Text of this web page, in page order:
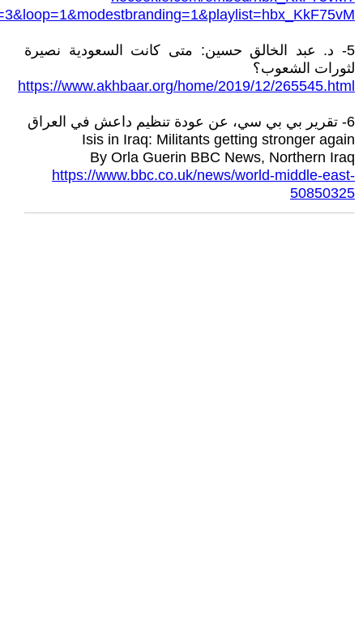
5- د. عبد الخالق حسين: متى كانت السعودية نصيرة
لثورات الشعوب؟
https://www.akhbaar.org/home/2019/12/265545.html
6- تقرير بي بي سي، عن عودة تنظيم داعش في العراق
Isis in Iraq: Militants getting stronger again
By Orla Guerin BBC News, Northern Iraq
https://www.bbc.co.uk/news/world-middle-east-
50850325